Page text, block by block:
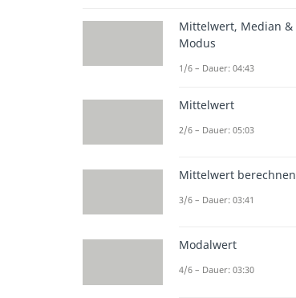
Mittelwert, Median &
Modus
1/6 – Dauer: 04:43
Mittelwert
2/6 – Dauer: 05:03
Mittelwert berechnen
3/6 – Dauer: 03:41
Modalwert
4/6 – Dauer: 03:30